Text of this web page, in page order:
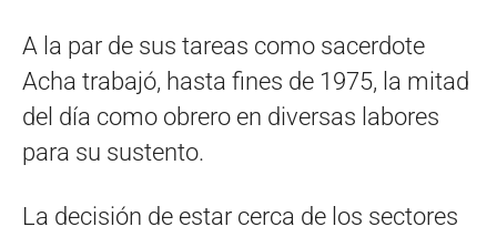
A la par de sus tareas como sacerdote
Acha trabajó, hasta fines de 1975, la mitad
del día como obrero en diversas labores
para su sustento.
La decisión de estar cerca de los sectores